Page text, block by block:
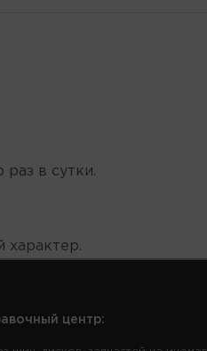
раз в сутки.
характер.
центр: